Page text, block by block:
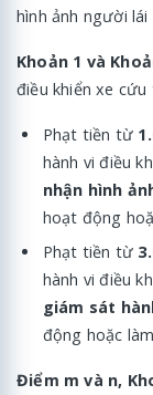
hình ảnh người lái
Khoản 1 và
điều khiển xe
Phạt tiền từ
hành vi điều
nhận hình
hoạt động
Phạt tiền từ
hành vi điều
giám sát
động hoặc
Điểm m và n,